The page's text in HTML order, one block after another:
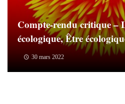
Compte-rendu critique –
écologique, Être
30 mars 2022